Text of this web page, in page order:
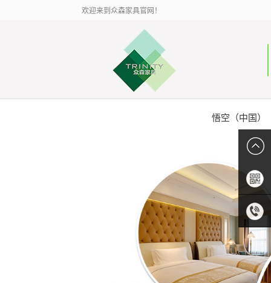
欢迎来到众森家具官网！
悟空（中国）
扫描二
维码
0086-
757-